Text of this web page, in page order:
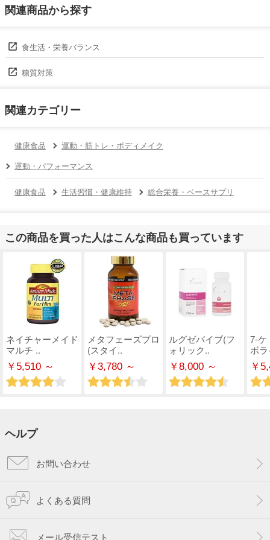
関連商品から探す
食生活・栄養バランス
糖質対策
関連カテゴリー
健康食品
運動・筋トレ・ボディメイク
運動・パフォーマンス
健康食品 生活習慣・健康維持 総合栄養・ベースサプリ
この商品を買った人はこんな商品も買っています
ネイチャーメイド
マルチ ..
￥5,510 ～
メタフェーズプロ
(スタイ..
￥3,780 ～
ルグゼバイブ(フ
ォリック..
￥8,000 ～
7-ケ
ボ
￥
ヘルプ
お問い合わせ
よくある質問
メール受信テスト